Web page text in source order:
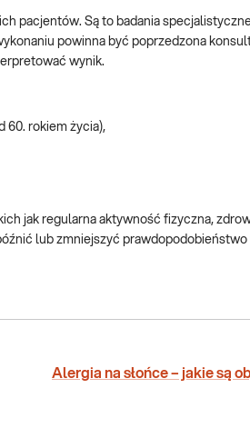
pacjentów. Są to badania
powinna być poprzedzona
wynik.
60. rokiem życia),
jak regularna aktywność fizyczna,
lub zmniejszyć prawdopodobieństwo
Alergia na słońce – jakie są